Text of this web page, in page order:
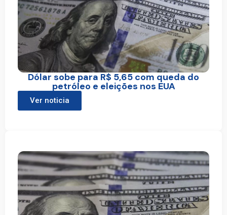
Dólar sobe para R$ 5,65 com queda do
petróleo e eleições nos EUA
Ver noticia